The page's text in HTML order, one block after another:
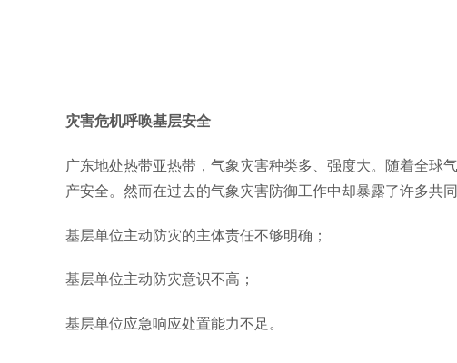
灾害危机呼唤基层安全
广东地处热带亚热带，气象灾害种类多、强度大。随着全球
产安全。然而在过去的气象灾害防御工作中却暴露了许多共同
基层单位主动防灾的主体责任不够明确；
基层单位主动防灾意识不高；
基层单位应急响应处置能力不足。